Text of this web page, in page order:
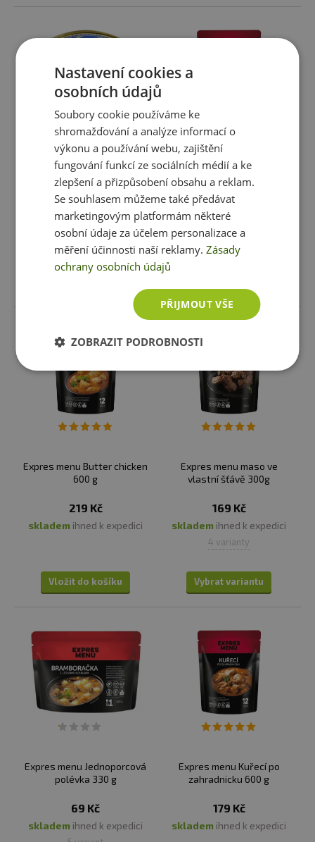
Nekton Makrela 240 g
54 Kč
ihned k expedici
Expres menu Kuře na
paprice
179 Kč
Expres menu Butter chicken
600 g
219 Kč
skladem ihned k expedici
Vložit do košíku
Expres menu maso ve
vlastní šťávě 300g
169 Kč
skladem ihned k expedici
4 varianty
Vybrat variantu
Expres menu Jednoporcová
polévka 330 g
69 Kč
skladem ihned k expedici
Expres menu Kuřecí po
zahradnicku 600 g
179 Kč
skladem ihned k expedici
Nastavení cookies a
osobních údajů
Soubory cookie používáme ke
shromažďování a analýze informací o
výkonu a používání webu, zajištění
fungování funkcí ze sociálních médií a ke
zlepšení a přizpůsobení obsahu a reklam.
Se souhlasem můžeme také předávat
marketingovým platformám některé
osobní údaje za účelem personalizace a
měření účinnosti naší reklamy.Zásady
ochrany osobních údajů
PŘIJMOUT VŠE
ZOBRAZIT PODROBNOSTI